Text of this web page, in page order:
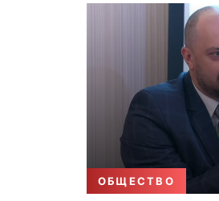
ОБЩЕСТВО